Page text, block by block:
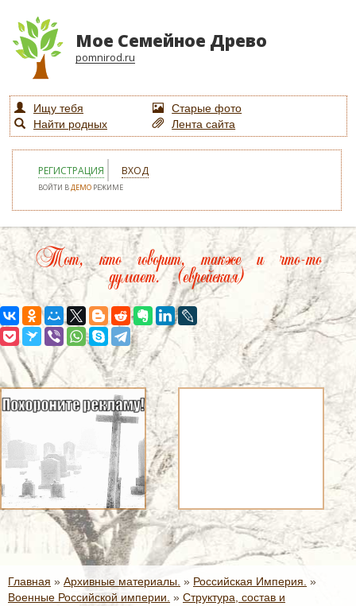
Мое Семейное Древо
pomnirod.ru
Ищу тебя
Старые фото
Найти родных
Лента сайта
РЕГИСТРАЦИЯ ВХОД
ВОЙТИ ВДЕМО РЕЖИМЕ
Тот, кто говорит, также и что-то
думает. (еврейская)
Главная » Архивные материалы. » Российская Империя. »
Военные Российской империи. » Структура, состав и